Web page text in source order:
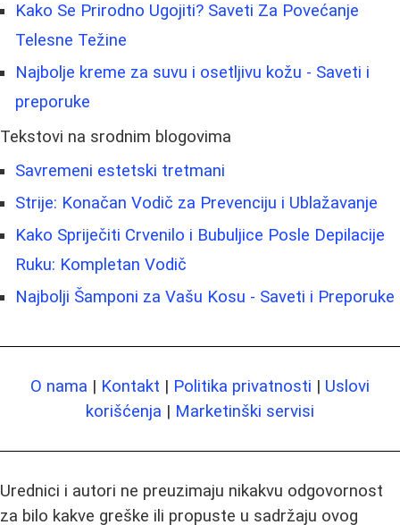
Kako Se Prirodno Ugojiti? Saveti Za Povećanje
Telesne Težine
Najbolje kreme za suvu i osetljivu kožu - Saveti i
preporuke
Tekstovi na srodnim blogovima
Savremeni estetski tretmani
Strije: Konačan Vodič za Prevenciju i Ublažavanje
Kako Spriječiti Crvenilo i Bubuljice Posle Depilacije
Ruku: Kompletan Vodič
Najbolji Šamponi za Vašu Kosu - Saveti i Preporuke
O nama | Kontakt | Politika privatnosti | Uslovi
korišćenja | Marketinški servisi
Urednici i autori ne preuzimaju nikakvu odgovornost
za bilo kakve greške ili propuste u sadržaju ovog